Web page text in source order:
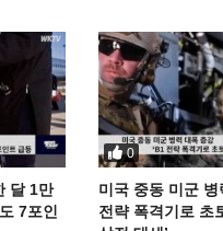
달 1만
7포인
0
미국 중동 미군 병
전략 폭격기로 초